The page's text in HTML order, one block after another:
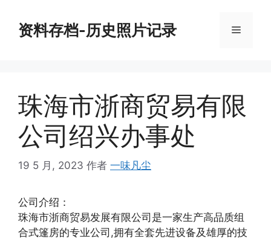
资料存档-历史照片记录 菜
珠海市浙商贸易有限
公司绍兴办事处
19 5 月, 2023 作者 一味凡尘
公司介绍：
珠海市浙商贸易发展有限公司是一家生产高品质组
合式篷房的专业公司,拥有全套先进设备及雄厚的技